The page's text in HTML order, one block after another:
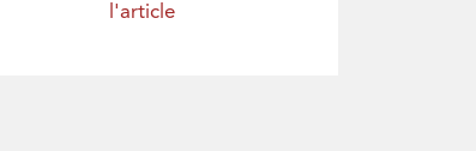
l'article